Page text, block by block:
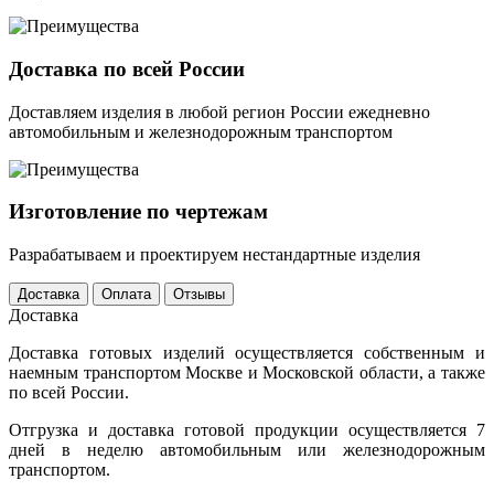
Доставка по всей России
Доставляем изделия в любой регион России ежедневно
автомобильным и железнодорожным транспортом
Изготовление по чертежам
Разрабатываем и проектируем нестандартные изделия
Доставка Оплата Отзывы
Доставка
Доставка готовых изделий осуществляется собственным и
наемным транспортом Москве и Московской области, а также
по всей России.
Отгрузка и доставка готовой продукции осуществляется 7
дней в неделю автомобильным или железнодорожным
транспортом.